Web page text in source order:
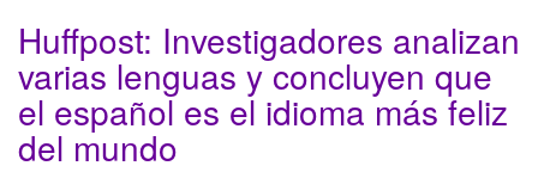
Huffpost: Investigadores analizan
varias lenguas y concluyen que
el español es el idioma más feliz
del mundo